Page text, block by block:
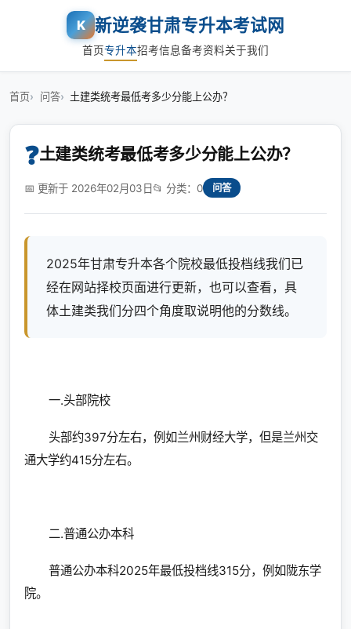
K 新逆袭甘肃专升本考试网
首页专升本招考信息备考资料关于我们
首页 问答 土建类统考最低考多少分能上公办？
❓土建类统考最低考多少分能上公办？
📅 更新于 2026年02月03日📂 分类：0 问答
2025年甘肃专升本各个院校最低投档线我们已
经在网站择校页面进行更新，也可以查看，具
体土建类我们分四个角度取说明他的分数线。
一.头部院校
头部约397分左右，例如兰州财经大学，但是兰州交
通大学约415分左右。
二.普通公办本科
普通公办本科2025年最低投档线315分，例如陇东学
院。